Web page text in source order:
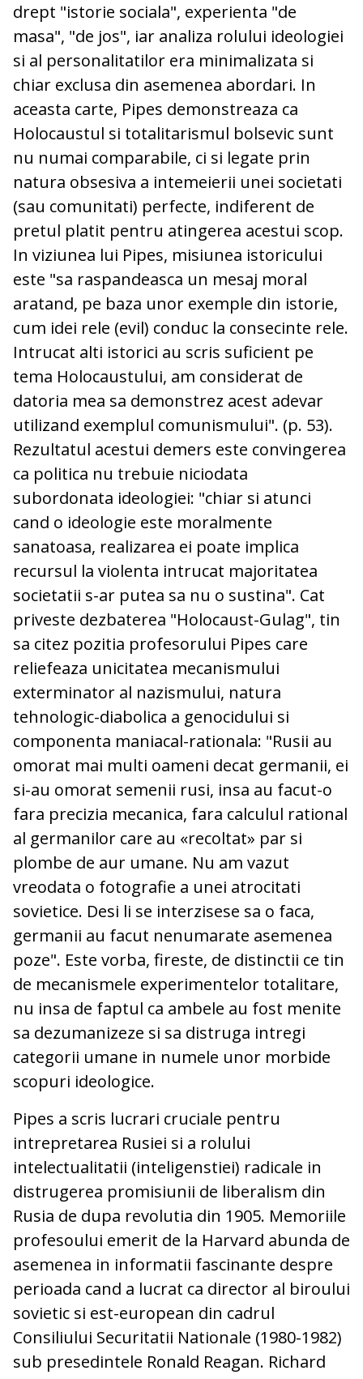
drept "istorie sociala", experienta "de
masa", "de jos", iar analiza rolului ideologiei
si al personalitatilor era minimalizata si
chiar exclusa din asemenea abordari. In
aceasta carte, Pipes demonstreaza ca
Holocaustul si totalitarismul bolsevic sunt
nu numai comparabile, ci si legate prin
natura obsesiva a intemeierii unei societati
(sau comunitati) perfecte, indiferent de
pretul platit pentru atingerea acestui scop.
In viziunea lui Pipes, misiunea istoricului
este "sa raspandeasca un mesaj moral
aratand, pe baza unor exemple din istorie,
cum idei rele (evil) conduc la consecinte rele.
Intrucat alti istorici au scris suficient pe
tema Holocaustului, am considerat de
datoria mea sa demonstrez acest adevar
utilizand exemplul comunismului". (p. 53).
Rezultatul acestui demers este convingerea
ca politica nu trebuie niciodata
subordonata ideologiei: "chiar si atunci
cand o ideologie este moralmente
sanatoasa, realizarea ei poate implica
recursul la violenta intrucat majoritatea
societatii s-ar putea sa nu o sustina". Cat
priveste dezbaterea "Holocaust-Gulag", tin
sa citez pozitia profesorului Pipes care
reliefeaza unicitatea mecanismului
exterminator al nazismului, natura
tehnologic-diabolica a genocidului si
componenta maniacal-rationala: "Rusii au
omorat mai multi oameni decat germanii, ei
si-au omorat semenii rusi, insa au facut-o
fara precizia mecanica, fara calculul rational
al germanilor care au «recoltat» par si
plombe de aur umane. Nu am vazut
vreodata o fotografie a unei atrocitati
sovietice. Desi li se interzisese sa o faca,
germanii au facut nenumarate asemenea
poze". Este vorba, fireste, de distinctii ce tin
de mecanismele experimentelor totalitare,
nu insa de faptul ca ambele au fost menite
sa dezumanizeze si sa distruga intregi
categorii umane in numele unor morbide
scopuri ideologice.
Pipes a scris lucrari cruciale pentru
intrepretarea Rusiei si a rolului
intelectualitatii (inteligenstiei) radicale in
distrugerea promisiunii de liberalism din
Rusia de dupa revolutia din 1905. Memoriile
profesoului emerit de la Harvard abunda de
asemenea in informatii fascinante despre
perioada cand a lucrat ca director al biroului
sovietic si est-european din cadrul
Consiliului Securitatii Nationale (1980-1982)
sub presedintele Ronald Reagan. Richard